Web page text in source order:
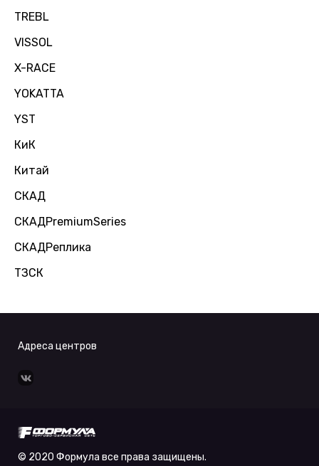
TREBL
VISSOL
X-RACE
YOKATTA
YST
КиК
Китай
СКАД
СКАДPremiumSeries
СКАДРеплика
ТЗСК
Адреса центров
© 2020 Формула все права защищены.